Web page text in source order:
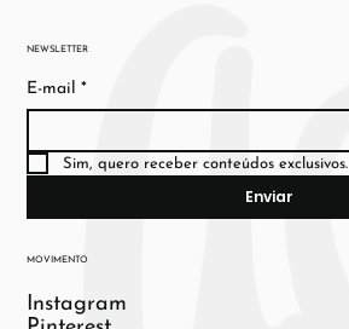
NEWSLETTER
E-mail *
Sim, quero receber conteúdos exclusivos.
Enviar
MOVIMENTO
Instagram